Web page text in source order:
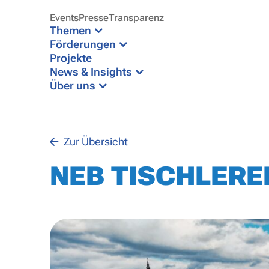
EventsPresseTransparenz
Themen
Förderungen
Projekte
News & Insights
Über uns
Zur Übersicht
NEB